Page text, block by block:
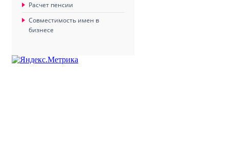
Расчет пенсии
Совместимость имен в
бизнесе